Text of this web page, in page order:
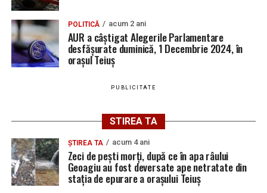
POLITICĂ acum 2 ani
AUR a câștigat Alegerile Parlamentare
desfășurate duminică, 1 Decembrie 2024, în
orașul Teiuș
PUBLICITATE
STIREA TA
ȘTIREA TA acum 4 ani
Zeci de pești morți, după ce în apa râului
Geoagiu au fost deversate ape netratate din
stația de epurare a orașului Teiuș